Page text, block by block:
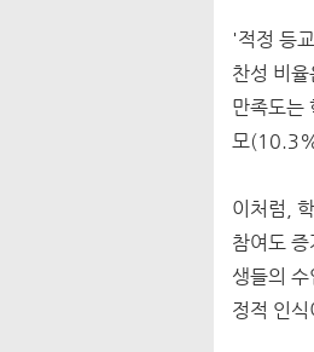
'적정 등
찬성 비
만족도
모
이처럼,
참여도
생들의
정적 인